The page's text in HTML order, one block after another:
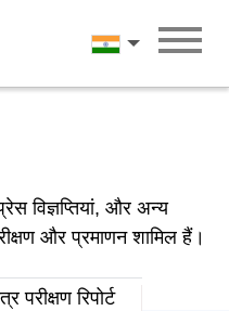
हिन्दी
विज्ञप्तियां, और अन्य
और प्रमाणन शामिल हैं।
रिपोर्ट